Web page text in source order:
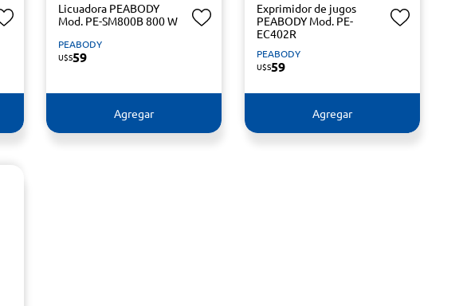
Licuadora PEABODY
Mod. PE-SM800B 800 W
PEABODY
U$S59
Agregar
Exprimidor de jugos
PEABODY Mod. PE-
EC402R
PEABODY
U$S59
Agregar